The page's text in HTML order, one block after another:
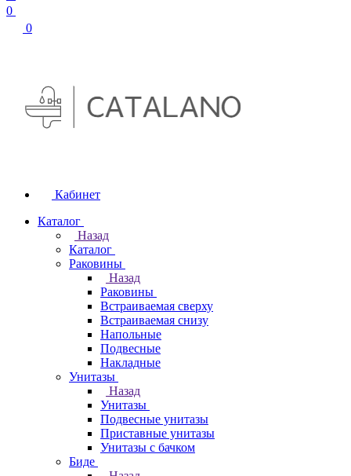
0
0
Кабинет
Каталог
Назад
Каталог
Раковины
Назад
Раковины
Встраиваемая сверху
Встраиваемая снизу
Напольные
Подвесные
Накладные
Унитазы
Назад
Унитазы
Подвесные унитазы
Приставные унитазы
Унитазы с бачком
Биде